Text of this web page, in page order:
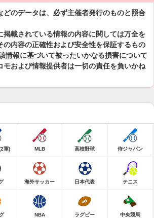
どのデータは、必ず主催者発行のものと照合
掲載されている情報の内容に関しては万全を
の内容の正確性および安全性を保証するもの
情報に基づいて被ったいかなる損害について
モおよび情報提供者は一切の責任を負いかね
軍) MLB 高校野球 侍ジャパン
海外サッカー 日本代表 テニス
NBA ラグビー 中央競馬